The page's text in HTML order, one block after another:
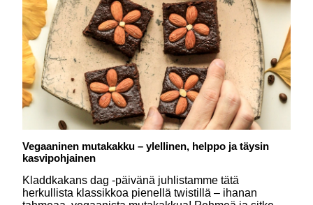
Vegaaninen mutakakku – ylellinen, helppo ja täysin
kasvipohjainen
Kladdkakans dag -päivänä juhlistamme tätä
herkullista klassikkoa pienellä twistillä – ihanan